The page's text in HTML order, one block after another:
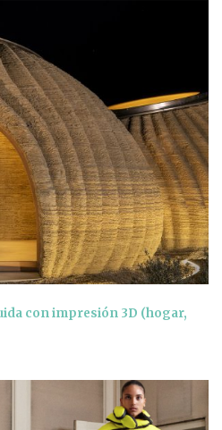
con impresión 3D (hogar,